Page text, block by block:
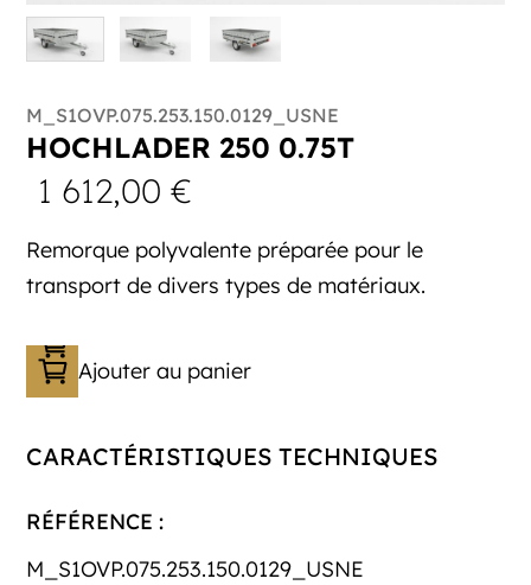
M_S1OVP.075.253.150.0129_USNE
HOCHLADER 250 0.75T
1 612,00€
Remorque polyvalente préparée pour le
transport de divers types de matériaux.
Ajouter au panier
CARACTÉRISTIQUES TECHNIQUES
RÉFÉRENCE :
M_S1OVP.075.253.150.0129_USNE